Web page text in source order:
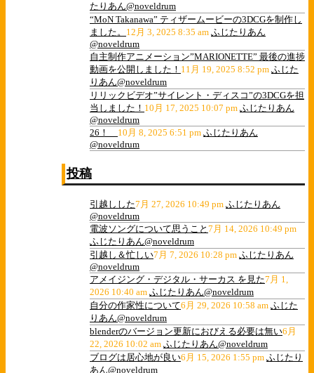
たりあん@noveldrum
“MoN Takanawa” ティザームービーの3DCGを制作し
ました。 12月 3, 2025 8:35 am ふじたりあん
@noveldrum
自主制作アニメーション”MARIONETTE” 最後の進捗
動画を公開しました！ 11月 19, 2025 8:52 pm ふじた
りあん@noveldrum
リリックビデオ”サイレント・ディスコ”の3DCGを担
当しました！ 10月 17, 2025 10:07 pm ふじたりあん
@noveldrum
26！ 10月 8, 2025 6:51 pm ふじたりあん
@noveldrum
投稿
引越しした7月 27, 2026 10:49 pm ふじたりあん
@noveldrum
電波ソングについて思うこと 7月 14, 2026 10:49 pm
ふじたりあん@noveldrum
引越し＆忙しい7月 7, 2026 10:28 pm ふじたりあん
@noveldrum
アメイジング・デジタル・サーカス を見た7月 1,
2026 10:40 am ふじたりあん@noveldrum
自分の作家性について6月 29, 2026 10:58 am ふじた
りあん@noveldrum
blenderのバージョン更新におびえる必要は無い6月
22, 2026 10:02 am ふじたりあん@noveldrum
ブログは居心地が良い6月 15, 2026 1:55 pm ふじたり
あん@noveldrum